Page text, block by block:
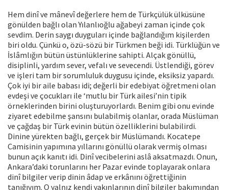
Hem dinî ve mânevî değerlere hem de Türkçülük ülküsüne
gönülden bağlı olan Yılanlıoğlu ağabeyi zaman içinde çok
sevdim. Derin saygı duyguları içinde bağlandığım kişilerden
biri oldu. Çünkü o, özü-sözü bir Türkmen beği idi. Türklüğün ve
İslâmlığın bütün üstünlüklerine sahipti. Alçak gönüllü,
disiplinli, yardım sever, vefalı ve sevecendi. Üstlendiği, görev
ve işleri tam bir sorumluluk duygusu içinde, eksiksiz yapardı.
Çok iyi bir aile babası idi; değerli bir edebiyat öğretmeni olan
evdeşi ve çocukları ile ‘mutlu bir Türk ailesi’nin tipik
örneklerinden birini oluşturuyorlardı. Benim gibi onu evinde
ziyaret edebilme şansını bulabilmiş olanlar, orada Müslüman
ve çağdaş bir Türk evinin bütün özelliklerini bulabilirdi.
Dinine yürekten bağlı, gerçek bir Müslümandı. Kocatepe
Camisinin yapımına yıllarını gönüllü olarak vermiş olması
bunun açık kanıtı idi. Dinî vecibelerini aslâ aksatmazdı. Onun,
Ankara’daki torunlarını her Pazar evinde toplayarak onlara
dinî bilgiler verip dinin âdap ve erkânını öğrettiğinin
tanığıyım. O yalnız kendi yakınlarının dinî bilgiler bakımından